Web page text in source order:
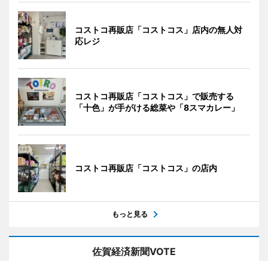
コストコ再販店「コストコス」店内の無人対
応レジ
コストコ再販店「コストコス」で販売する
「十色」が手がける総菜や「8スマカレー」
コストコ再販店「コストコス」の店内
もっと見る
佐賀経済新聞VOTE